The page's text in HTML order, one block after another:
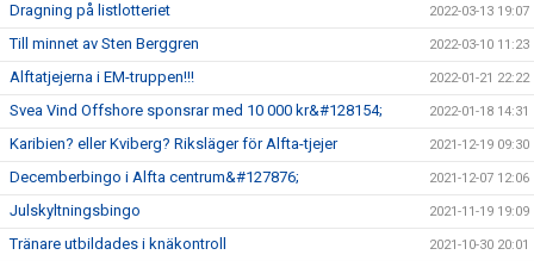
Dragning på listlotteriet 2022-03-13 19:07
Till minnet av Sten Berggren 2022-03-10 11:23
Alftatjejerna i EM-truppen!!! 2022-01-21 22:22
Svea Vind Offshore sponsrar med 10 000 kr&#128154; 2022-01-18 14:31
Karibien? eller Kviberg? Riksläger för Alfta-tjejer 2021-12-19 09:30
Decemberbingo i Alfta centrum&#127876; 2021-12-07 12:06
Julskyltningsbingo 2021-11-19 19:09
Tränare utbildades i knäkontroll 2021-10-30 20:01